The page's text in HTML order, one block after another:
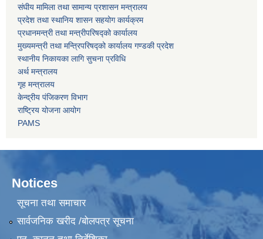
संघीय मामिला तथा सामान्य प्रशासन मन्त्रालय
प्रदेश तथा स्थानिय शासन सहयोग कार्यक्रम
प्रधानमन्त्री तथा मन्त्रीपरिषद्को कार्यालय
मुख्यमन्त्री तथा मन्त्रिपरिषद्को कार्यालय गण्डकी प्रदेश
स्थानीय निकायका लागि सुचना प्रविधि
अर्थ मन्त्रालय
गृह मन्त्रालय
केन्द्रीय पंजिकरण विभाग
राष्ट्रिय योजना आयोग
PAMS
Notices
सूचना तथा समाचार
सार्वजनिक खरीद /बोलपत्र सूचना